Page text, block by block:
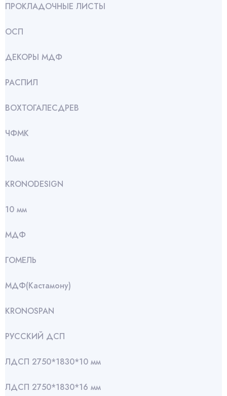
ПРОКЛАДОЧНЫЕ ЛИСТЫ
ОСП
ДЕКОРЫ МДФ
РАСПИЛ
ВОХТОГАЛЕСДРЕВ
ЧФМК
10мм
KRONODESIGN
10 мм
МДФ
ГОМЕЛЬ
МДФ(Кастамону)
KRONOSPAN
РУССКИЙ ДСП
ЛДСП 2750*1830*10 мм
ЛДСП 2750*1830*16 мм